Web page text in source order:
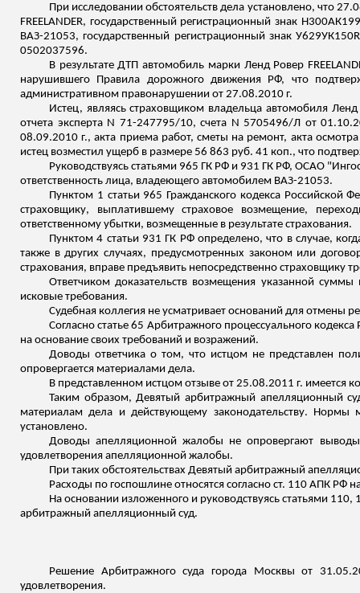
При исследовании обстоятельств дела установлено, что
FREELANDER, государственный регистрационный знак
ВАЗ-21053, государственный регистрационный знак
0502037596.
В результате ДТП автомобиль марки Ленд Ровер
нарушившего Правила дорожного движения РФ, что
административном правонарушении от 27.08.2010 г.
Истец, являясь страховщиком владельца автомобиля Ленд
отчета эксперта N 71-247795/10, счета N 5705496/Л от
08.09.2010 г., акта приема работ, сметы на ремонт, акта
истец возместил ущерб в размере 56 863 руб. 41 коп., что
Руководствуясь статьями 965 ГК РФ и 931 ГК РФ, ОСАО
ответственность лица, владеющего автомобилем ВАЗ-21053.
Пунктом 1 статьи 965 Гражданского кодекса Российской
страховщику, выплатившему страховое возмещение,
ответственному убытки, возмещенные в результате страхования.
Пунктом 4 статьи 931 ГК РФ определено, что в случае,
также в других случаях, предусмотренных законом или
страхования, вправе предъявить непосредственно страховщику
Ответчиком доказательств возмещения указанной
исковые требования.
Судебная коллегия не усматривает оснований для отмены
Согласно статье 65 Арбитражного процессуального
на основание своих требований и возражений.
Доводы ответчика о том, что истцом не представлен
опровергается материалами дела.
В представленном истцом отзыве от 25.08.2011 г. имеется
Таким образом, Девятый арбитражный апелляционный
материалам дела и действующему законодательству.
установлено.
Доводы апелляционной жалобы не опровергают
удовлетворения апелляционной жалобы.
При таких обстоятельствах Девятый арбитражный
Расходы по госпошлине относятся согласно ст. 110 АПК РФ
На основании изложенного и руководствуясь статьями
арбитражный апелляционный суд.
Решение Арбитражного суда города Москвы от
удовлетворения.